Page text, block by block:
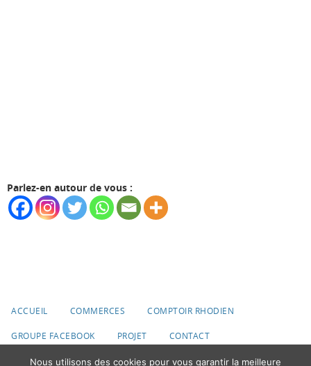
Parlez-en autour de vous :
ACCUEIL COMMERCES COMPTOIR RHODIEN
GROUPE FACEBOOK PROJET CONTACT
Nous utilisons des cookies pour vous garantir la meilleure